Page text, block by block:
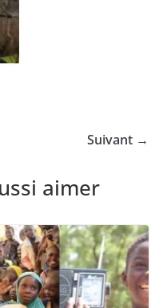
Suivant →
aimer